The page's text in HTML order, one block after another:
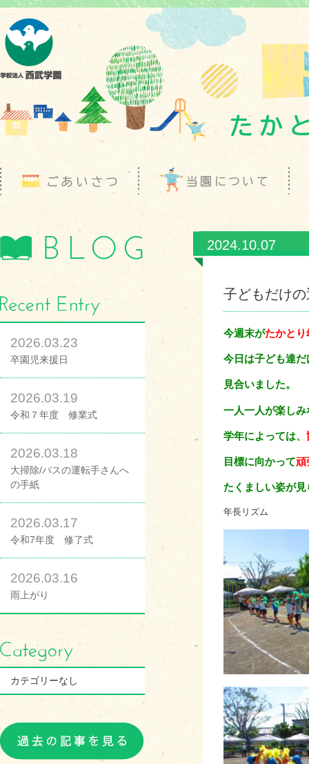
2026.03.23
卒園児来援日
2026.03.19
令和７年度 修業式
2026.03.18
大掃除/バスの運転手さんへ
の手紙
2026.03.17
令和7年度 修了式
2026.03.16
雨上がり
カテゴリーなし
2024.10.07
子どもだけ
今週末がたかとり
今日は子ども達
見合いました。
一人一人が楽しみ
学年によっては、
目標に向かって頑
たくましい姿が
年長リズム